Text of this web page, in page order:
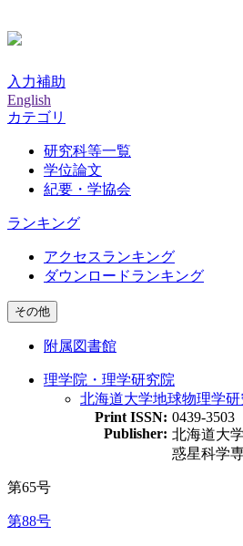
入力補助
English
カテゴリ
研究科等一覧
学位論文
紀要・学協会
ランキング
アクセスランキング
ダウンロードランキング
その他
附属図書館
理学院・理学研究院
北海道大学地球物理学
Print ISSN: 0439-3503
Publisher: 北海道大
惑星科学
第65号
第88号